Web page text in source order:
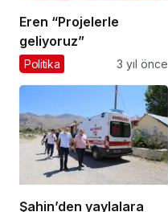
Eren “Projelerle
geliyoruz”
Politika 3 yıl önce
Şahin’den yaylalara